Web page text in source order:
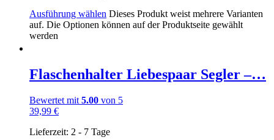
Ausführung wählen Dieses Produkt weist mehrere Varianten
auf. Die Optionen können auf der Produktseite gewählt
werden
Flaschenhalter Liebespaar Segler –…
Bewertet mit 5.00 von 5
39,99 €
Lieferzeit: 2 - 7 Tage